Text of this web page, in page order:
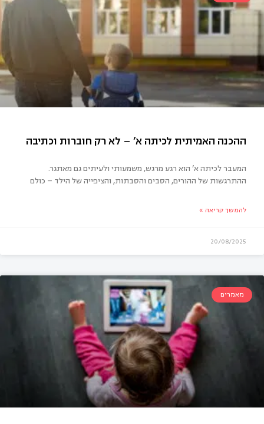
המעבר לכיתה א’ הוא רגע מרגש, משמעותי ולעיתים גם מאתגר.
ההתרגשות של ההורים, הסבים והסבתות, והציפייה של הילד – כולם
להמשך קריאה »
20/08/2025
מאמרים